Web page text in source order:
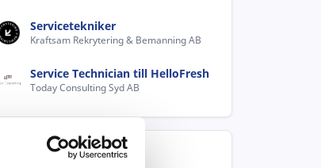
Servicetekniker
Kraftsam Rekrytering & Bemanning AB
Service Technician till HelloFresh
Today Consulting Syd AB
Populära jobb inom